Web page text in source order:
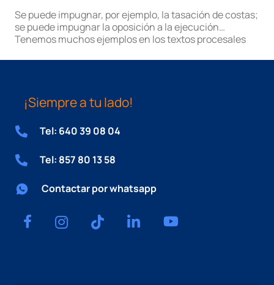
Se puede impugnar, por ejemplo, la tasación de costas;
se puede impugnar la oposición a la ejecución…
Tenemos muchos ejemplos en los textos procesales
¡Siempre a tu lado!
Tel: 640 39 08 04
Tel: 857 80 13 58
Contactar por whatsapp